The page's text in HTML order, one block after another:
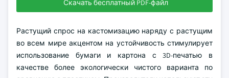
Скачать бесплатный PDF-файл
Растущий спрос на кастомизацию наряду с растущим
во всем мире акцентом на устойчивость стимулирует
использование бумаги и картона с 3D-печатью в
качестве более экологически чистого варианта по